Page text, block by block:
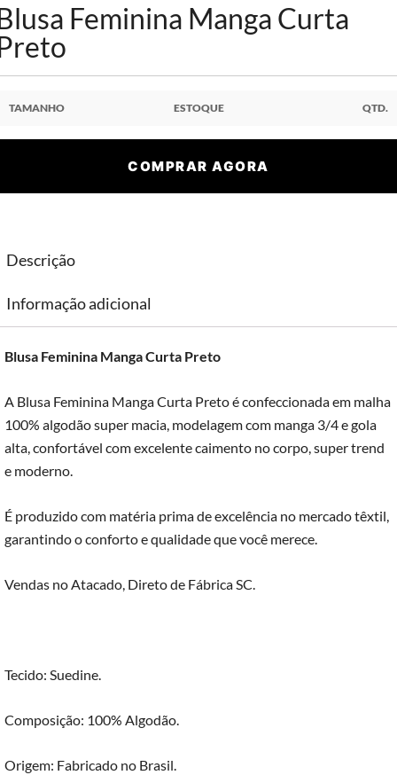
Feminina Manga Curta
TAMANHO ESTOQUE QTD.
COMPRAR AGORA
Descrição
Informação adicional
Blusa Feminina Manga Curta Preto
A Blusa Feminina Manga Curta Preto é confeccionada em malha
100% algodão super macia, modelagem com manga 3/4 e gola
alta, confortável com excelente caimento no corpo, super trend
e moderno.
É produzido com matéria prima de excelência no mercado têxtil,
garantindo o conforto e qualidade que você merece.
Vendas no Atacado, Direto de Fábrica SC.
Tecido: Suedine.
Composição: 100% Algodão.
Origem: Fabricado no Brasil.